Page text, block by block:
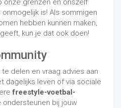
onze grenzen en onszelf
is! Als sommigen
hebben kunnen maken,
kun je dat ook doen!
delen en vraag advies aan
dagelijks leven of via sociale
freestyle-voetbal-
ondersteunen bij jouw